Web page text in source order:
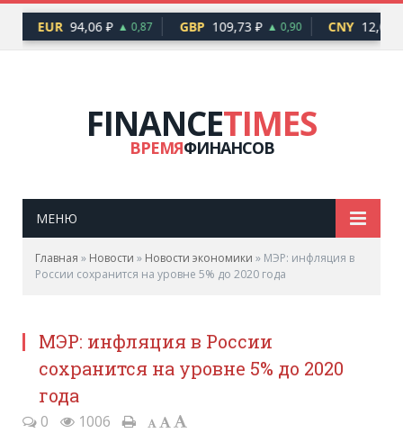
EUR 94,06 ₽ ▲ 0,87 GBP 109,73 ₽ ▲ 0,90 CNY 12,06 ₽
FINANCETIMES
ВРЕМЯФИНАНСОВ
МЕНЮ
Главная » Новости » Новости экономики » МЭР: инфляция в
России сохранится на уровне 5% до 2020 года
МЭР: инфляция в России
сохранится на уровне 5% до 2020
года
0 1006